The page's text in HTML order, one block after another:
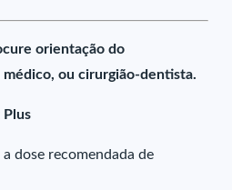
orientação do
ou cirurgião-dentista.
Plus
dose recomendada de